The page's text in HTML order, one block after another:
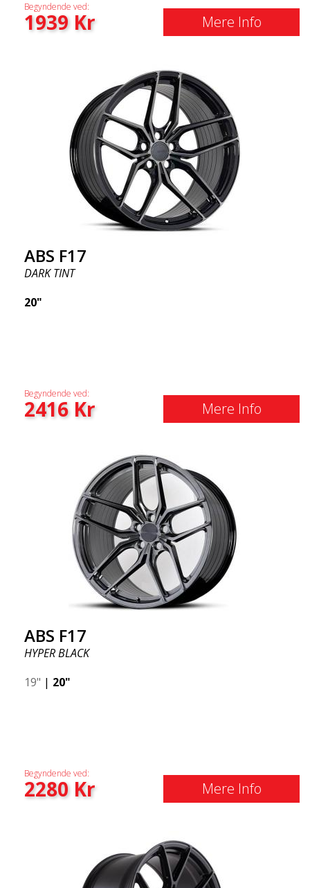
Begyndende ved:
1939Kr Mere Info
ABS F17
DARK TINT
20"
Begyndende ved:
2416Kr Mere Info
ABS F17
HYPER BLACK
19" | 20"
Begyndende ved:
2280Kr Mere Info